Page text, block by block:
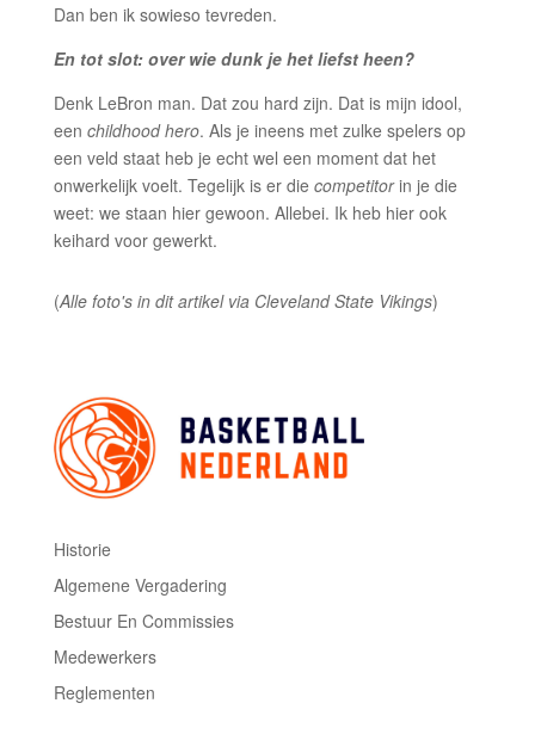
Dan ben ik sowieso tevreden.
En tot slot: over wie dunk je het liefst heen?
Denk LeBron man. Dat zou hard zijn. Dat is mijn idool,
een childhood hero. Als je ineens met zulke spelers op
een veld staat heb je echt wel een moment dat het
onwerkelijk voelt. Tegelijk is er die competitorin je die
weet: we staan hier gewoon. Allebei. Ik heb hier ook
keihard voor gewerkt.
(Alle foto's in dit artikel via Cleveland State Vikings)
Historie
Algemene Vergadering
Bestuur En Commissies
Medewerkers
Reglementen